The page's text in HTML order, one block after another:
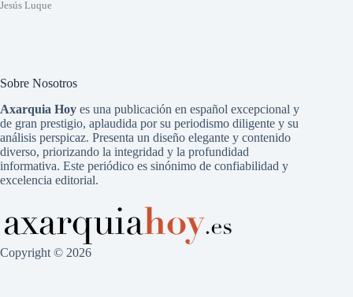
Jesús Luque
Sobre Nosotros
Axarquia Hoy es una publicación en español excepcional y
de gran prestigio, aplaudida por su periodismo diligente y su
análisis perspicaz. Presenta un diseño elegante y contenido
diverso, priorizando la integridad y la profundidad
informativa. Este periódico es sinónimo de confiabilidad y
excelencia editorial.
Copyright © 2026